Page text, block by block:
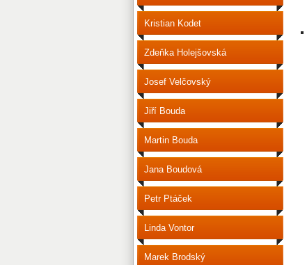
Kristian Kodet
Zdeňka Holejšovská
Josef Velčovský
Jiří Bouda
Martin Bouda
Jana Boudová
Petr Ptáček
Linda Vontor
Marek Brodský